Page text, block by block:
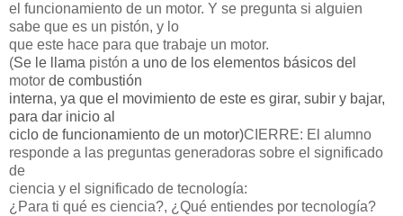
el funcionamiento de un motor. Y se pregunta si alguien
sabe que es un pistón, y lo
que este hace para que trabaje un motor.
(Se le llama pistón a uno de los elementos básicos del
motor de combustión
interna, ya que el movimiento de este es girar, subir y bajar,
para dar inicio al
ciclo de funcionamiento de un motor)CIERRE: El alumno
responde a las preguntas generadoras sobre el significado
de
ciencia y el significado de tecnología:
¿Para ti qué es ciencia?, ¿Qué entiendes por tecnología?